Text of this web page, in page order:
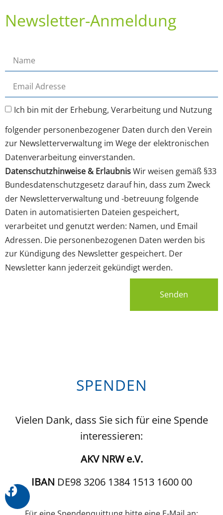
Newsletter-Anmeldung
Ich bin mit der Erhebung, Verarbeitung und Nutzung
folgender personenbezogener Daten durch den Verein
zur Newsletterverwaltung im Wege der elektronischen
Datenverarbeitung einverstanden.
Datenschutzhinweise & ErlaubnisWir weisen gemäß §33
Bundesdatenschutzgesetz darauf hin, dass zum Zweck
der Newsletterverwaltung und -betreuung folgende
Daten in automatisierten Dateien gespeichert,
verarbeitet und genutzt werden: Namen, und Email
Adressen. Die personenbezogenen Daten werden bis
zur Kündigung des Newsletter gespeichert. Der
Newsletter kann jederzeit gekündigt werden.
Senden
SPENDEN
Vielen Dank, dass Sie sich für eine Spende
interessieren:
AKV NRW e.V.
IBAN DE98 3206 1384 1513 1600 00